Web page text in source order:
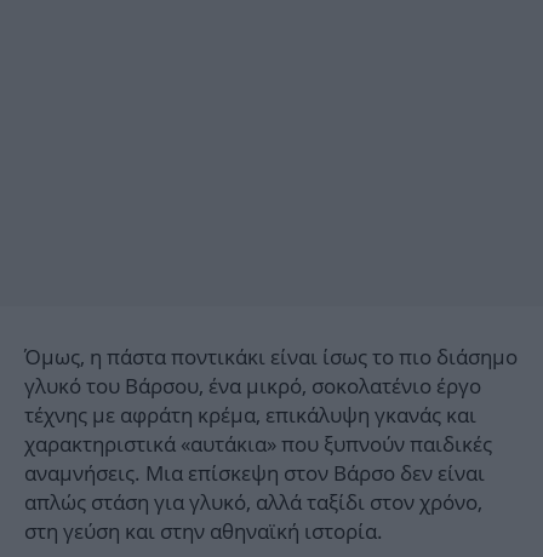
Όμως, η πάστα ποντικάκι είναι ίσως το πιο διάσημο
γλυκό του Βάρσου, ένα μικρό, σοκολατένιο έργο
τέχνης με αφράτη κρέμα, επικάλυψη γκανάς και
χαρακτηριστικά «αυτάκια» που ξυπνούν παιδικές
αναμνήσεις. Μια επίσκεψη στον Βάρσο δεν είναι
απλώς στάση για γλυκό, αλλά ταξίδι στον χρόνο,
στη γεύση και στην αθηναϊκή ιστορία.